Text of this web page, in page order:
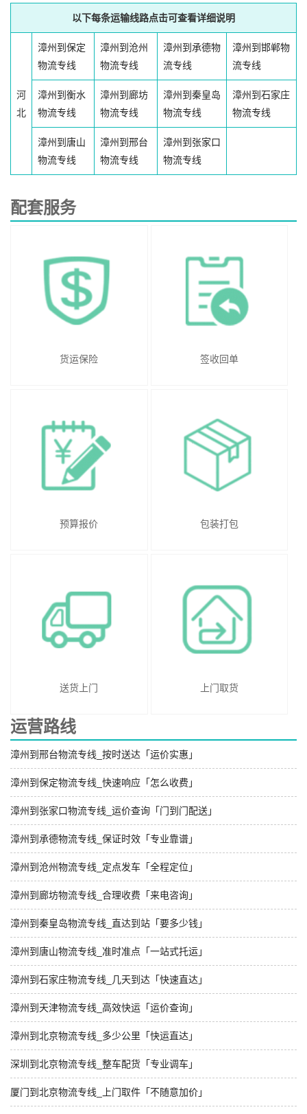
以下每条运输线路点击可查看详细说明
河
北
漳州到保定
物流专线
漳州到沧州
物流专线
漳州到承德物
流专线
漳州到邯郸物
流专线
漳州到衡水
物流专线
漳州到廊坊
物流专线
漳州到秦皇岛
物流专线
漳州到石家庄
物流专线
漳州到唐山
物流专线
漳州到邢台
物流专线
漳州到张家口
物流专线
配套服务
货运保险 签收回单
预算报价 包装打包
送货上门 上门取货
运营路线
漳州到邢台物流专线_按时送达「运价实惠」
漳州到保定物流专线_快速响应「怎么收费」
漳州到张家口物流专线_运价查询「门到门配送」
漳州到承德物流专线_保证时效「专业靠谱」
漳州到沧州物流专线_定点发车「全程定位」
漳州到廊坊物流专线_合理收费「来电咨询」
漳州到秦皇岛物流专线_直达到站「要多少钱」
漳州到唐山物流专线_准时准点「一站式托运」
漳州到石家庄物流专线_几天到达「快速直达」
漳州到天津物流专线_高效快运「运价查询」
漳州到北京物流专线_多少公里「快运直达」
深圳到北京物流专线_整车配货「专业调车」
厦门到北京物流专线_上门取件「不随意加价」